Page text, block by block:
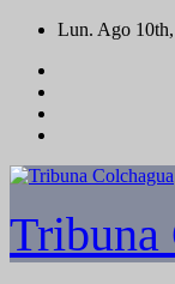
Saltar
contenido
Lun. Ago
Tribuna